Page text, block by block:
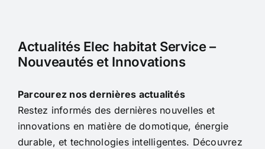
Actualités Elec habitat Service –
Nouveautés et Innovations
Parcourez nos dernières actualités
Restez informés des dernières nouvelles et
innovations en matière de domotique, énergie
durable, et technologies intelligentes. Découvrez